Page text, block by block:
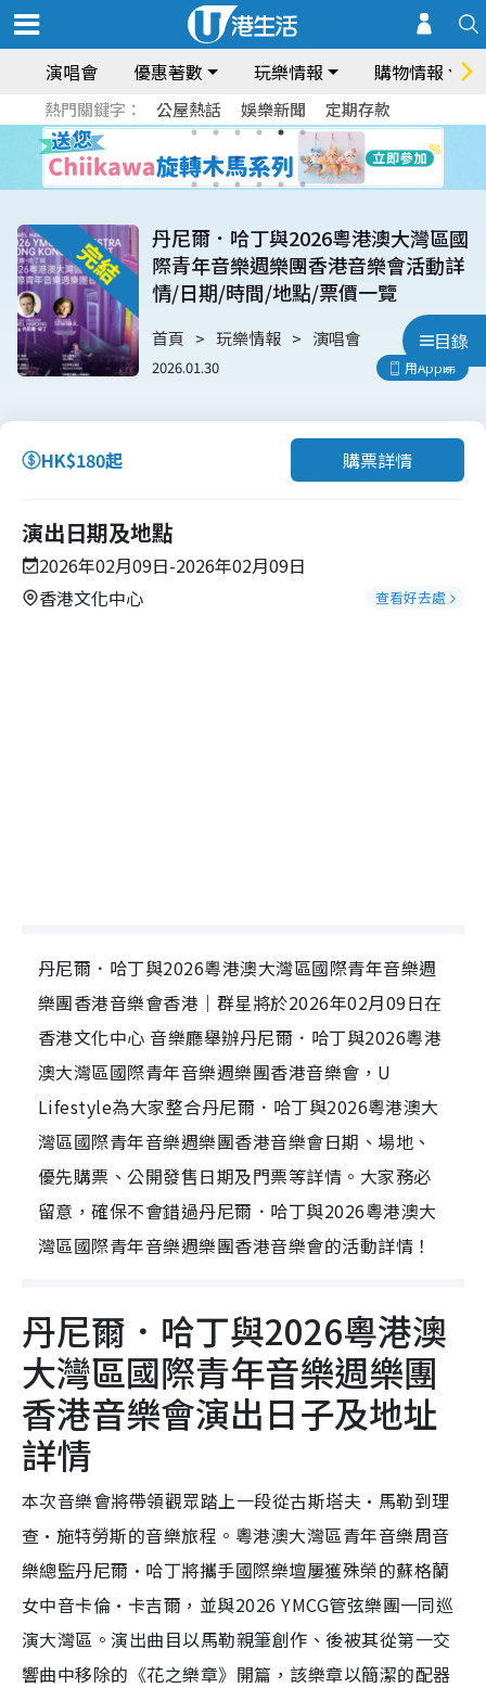
演唱會 優惠著數 玩樂情報 購物情報
熱門關鍵字： 公屋熱話 娛樂新聞 定期存款
目錄
丹尼爾．哈丁與2026粵港澳大灣區國
際青年音樂週樂團香港音樂會活動詳
情/日期/時間/地點/票價一覽
首頁 玩樂情報 演唱會
2026.01.30 用App睇
HK$180起 購票詳情
演出日期及地點
2026年02月09日-2026年02月09日
香港文化中心
查看好去處
丹尼爾．哈丁與2026粵港澳大灣區國際青年音樂週
樂團香港音樂會香港｜群星將於2026年02月09日在
香港文化中心 音樂廳舉辦丹尼爾．哈丁與2026粵港
澳大灣區國際青年音樂週樂團香港音樂會，U
Lifestyle為大家整合丹尼爾．哈丁與2026粵港澳大
灣區國際青年音樂週樂團香港音樂會日期、場地、
優先購票、公開發售日期及門票等詳情。大家務必
留意，確保不會錯過丹尼爾．哈丁與2026粵港澳大
灣區國際青年音樂週樂團香港音樂會的活動詳情！
丹尼爾．哈丁與2026粵港澳
大灣區國際青年音樂週樂團
香港音樂會演出日子及地址
詳情
本次音樂會將帶領觀眾踏上一段從古斯塔夫·馬勒到理
查·施特勞斯的音樂旅程。粵港澳大灣區青年音樂周音
樂總監丹尼爾·哈丁將攜手國際樂壇屢獲殊榮的蘇格蘭
女中音卡倫·卡吉爾，並與2026 YMCG管弦樂團一同巡
演大灣區。演出曲目以馬勒親筆創作、後被其從第一交
響曲中移除的《花之樂章》開篇，該樂章以簡潔的配器